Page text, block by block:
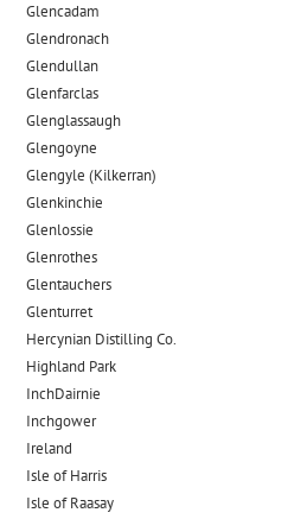
Glencadam
Glendronach
Glendullan
Glenfarclas
Glenglassaugh
Glengoyne
Glengyle (Kilkerran)
Glenkinchie
Glenlossie
Glenrothes
Glentauchers
Glenturret
Hercynian Distilling Co.
Highland Park
InchDairnie
Inchgower
Ireland
Isle of Harris
Isle of Raasay